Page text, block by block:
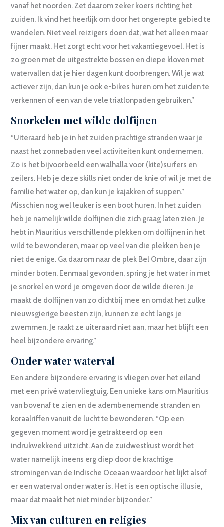
vanaf het noorden. Zet daarom zeker koers richting het
zuiden. Ik vind het heerlijk om door het ongerepte gebied te
wandelen. Niet veel reizigers doen dat, wat het alleen maar
fijner maakt. Het zorgt echt voor het vakantiegevoel. Het is
zo groen met de uitgestrekte bossen en diepe kloven met
watervallen dat je hier dagen kunt doorbrengen. Wil je wat
actiever zijn, dan kun je ook e-bikes huren om het zuiden te
verkennen of een van de vele triatlonpaden gebruiken.”
Snorkelen met wilde dolfijnen
“Uiteraard heb je in het zuiden prachtige stranden waar je
naast het zonnebaden veel activiteiten kunt ondernemen.
Zo is het bijvoorbeeld een walhalla voor (kite)surfers en
zeilers. Heb je deze skills niet onder de knie of wil je met de
familie het water op, dan kun je kajakken of suppen.”
Misschien nog wel leuker is een boot huren. In het zuiden
heb je namelijk wilde dolfijnen die zich graag laten zien. Je
hebt in Mauritius verschillende plekken om dolfijnen in het
wild te bewonderen, maar op veel van die plekken ben je
niet de enige. Ga daarom naar de plek Bel Ombre, daar zijn
minder boten. Eenmaal gevonden, spring je het water in met
je snorkel en word je omgeven door de wilde dieren. Je
maakt de dolfijnen van zo dichtbij mee en omdat het zulke
nieuwsgierige beesten zijn, kunnen ze echt langs je
zwemmen. Je raakt ze uiteraard niet aan, maar het blijft een
heel bijzondere ervaring.”
Onder water waterval
Een andere bijzondere ervaring is vliegen over het eiland
met een privé watervliegtuig. Een unieke kans om Mauritius
van bovenaf te zien en de adembenemende stranden en
koraalriffen vanuit de lucht te bewonderen. “Op een
gegeven moment word je getrakteerd op een
indrukwekkend uitzicht. Aan de zuidwestkust wordt het
water namelijk ineens erg diep door de krachtige
stromingen van de Indische Oceaan waardoor het lijkt alsof
er een waterval onder water is. Het is een optische illusie,
maar dat maakt het niet minder bijzonder.”
Mix van culturen en religies